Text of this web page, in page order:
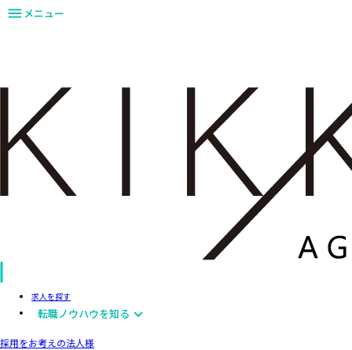
メニュー
求人を探す
転職ノウハウを知る
採用をお考えの法人様